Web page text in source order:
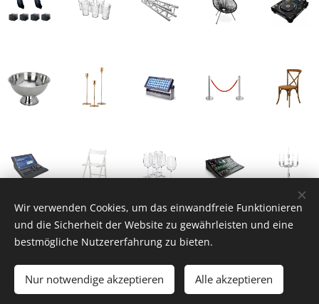
professioneller Eventpartner aus München
Jetzt Anfragen!
Cookies
Wir verwenden Cookies, um das einwandfreie Funktionieren
und die Sicherheit der Website zu gewährleisten und eine
bestmögliche Nutzererfahrung zu bieten.
Nur notwendige akzeptieren Alle akzeptieren